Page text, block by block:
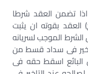
تضمن العقد شرطا
بقوته ان يثبت
الموجب لسريانه
فى سداد قسط من
البائع اسقط حقه فى